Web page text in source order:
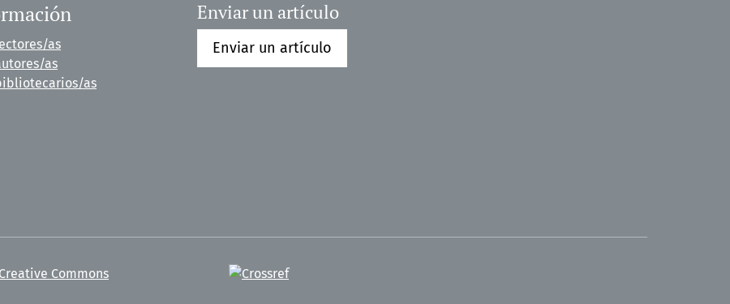
as
as
as
Enviar un artículo
Enviar un artículo